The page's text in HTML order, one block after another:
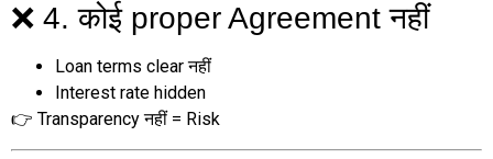
❌ 4. कोई proper Agreement नहीं
Loan terms clear नहीं
Interest rate hidden
👉 Transparency नहीं = Risk